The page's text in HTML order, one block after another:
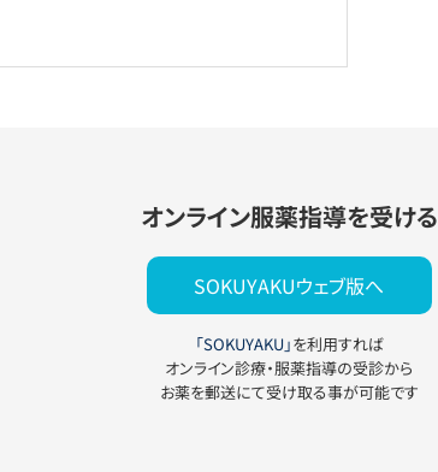
オンライン服薬指導を受ける
SOKUYAKUウェブ版へ
「SOKUYAKU」を利用すれば
オンライン診療・服薬指導の受診から
お薬を郵送にて受け取る事が可能です